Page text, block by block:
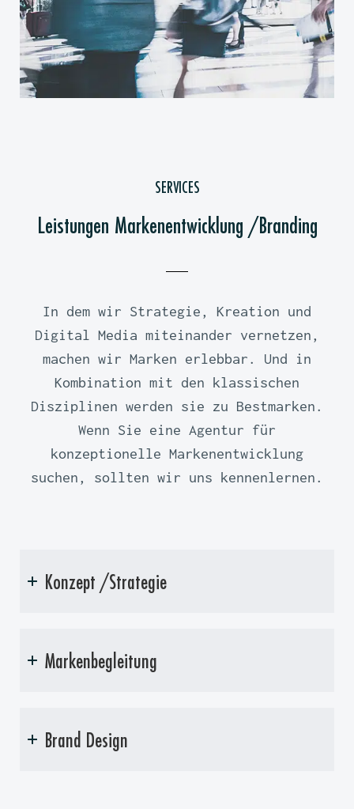
SERVICES
Leistungen Markenentwicklung /Branding
In dem wir Strategie, Kreation und
Digital Media miteinander vernetzen,
machen wir Marken erlebbar. Und in
Kombination mit den klassischen
Disziplinen werden sie zu Bestmarken.
Wenn Sie eine Agentur für
konzeptionelle Markenentwicklung
suchen, sollten wir uns kennenlernen.
Konzept /Strategie
Markenbegleitung
Brand Design